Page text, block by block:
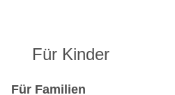
Für Kinder
Für Familien